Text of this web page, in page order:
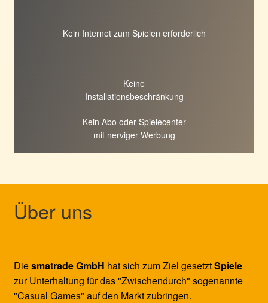
Kein Internet zum Spielen erforderlich
Keine
Installationsbeschränkung
Kein Abo oder Spielecenter
mit nerviger Werbung
Über uns
Diesmatrade GmbH hat sich zum Ziel gesetztSpiele
zur Unterhaltung für das "Zwischendurch" sogenannte
"Casual Games" auf den Markt zubringen.